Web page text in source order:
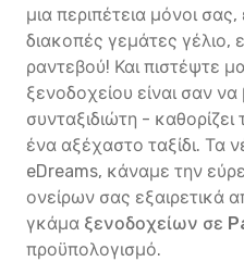
μια περιπέτεια μόνοι σας,
διακοπές γεμάτες γέλιο,
ραντεβού! Και πιστέψτε
ξενοδοχείου είναι σαν να
συνταξιδιώτη -
ένα αξέχαστο ταξίδι. Τα
eDreams, κάναμε την
ονείρων σας εξαιρετικά
γκάμα ξενοδοχείων σε
προϋπολογισμό.